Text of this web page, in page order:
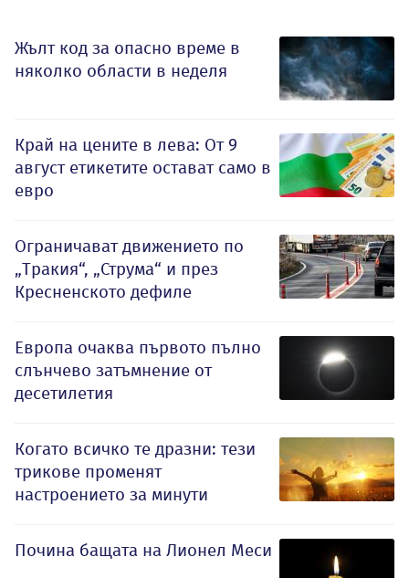
Жълт код за опасно време в
няколко области в неделя
Край на цените в лева: От 9
август етикетите остават само в
евро
Ограничават движението по
„Тракия“, „Струма“ и през
Кресненското дефиле
Европа очаква първото пълно
слънчево затъмнение от
десетилетия
Когато всичко те дразни: тези
трикове променят
настроението за минути
Почина бащата на Лионел Меси